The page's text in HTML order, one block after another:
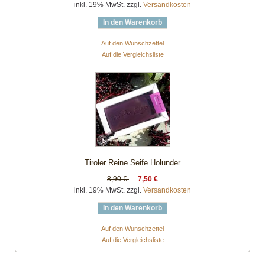
inkl. 19% MwSt. zzgl. Versandkosten
In den Warenkorb
Auf den Wunschzettel
Auf die Vergleichsliste
Tiroler Reine Seife Holunder
8,90 €
7,50 €
inkl. 19% MwSt. zzgl. Versandkosten
In den Warenkorb
Auf den Wunschzettel
Auf die Vergleichsliste